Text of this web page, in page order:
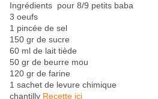
Ingrédients pour 8/9 petits baba
3 oeufs
1 pincée de sel
150 gr de sucre
60 ml de lait tiède
50 gr de beurre mou
120 gr de farine
1 sachet de levure chimique
chantilly Recette ici